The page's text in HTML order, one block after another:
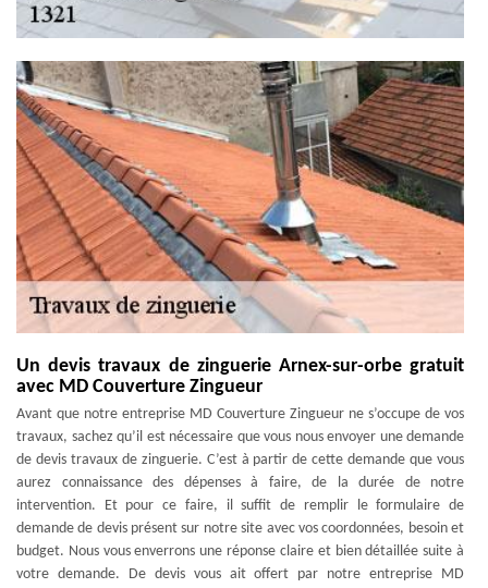
Un devis travaux de zinguerie Arnex-sur-orbe gratuit
avec MD Couverture Zingueur
Avant que notre entreprise MD Couverture Zingueur ne s’occupe de vos
travaux, sachez qu’il est nécessaire que vous nous envoyer une demande
de devis travaux de zinguerie. C’est à partir de cette demande que vous
aurez connaissance des dépenses à faire, de la durée de notre
intervention. Et pour ce faire, il suffit de remplir le formulaire de
demande de devis présent sur notre site avec vos coordonnées, besoin et
budget. Nous vous enverrons une réponse claire et bien détaillée suite à
votre demande. De devis vous ait offert par notre entreprise MD